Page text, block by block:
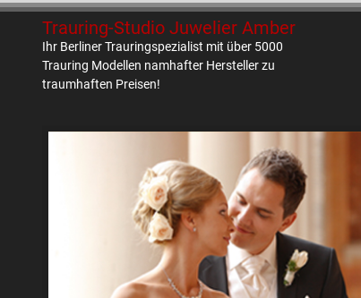
Trauring-Studio Juwelier Amber
Ihr Berliner Trauringspezialist mit über 5000
Trauring Modellen namhafter Hersteller zu
traumhaften Preisen!